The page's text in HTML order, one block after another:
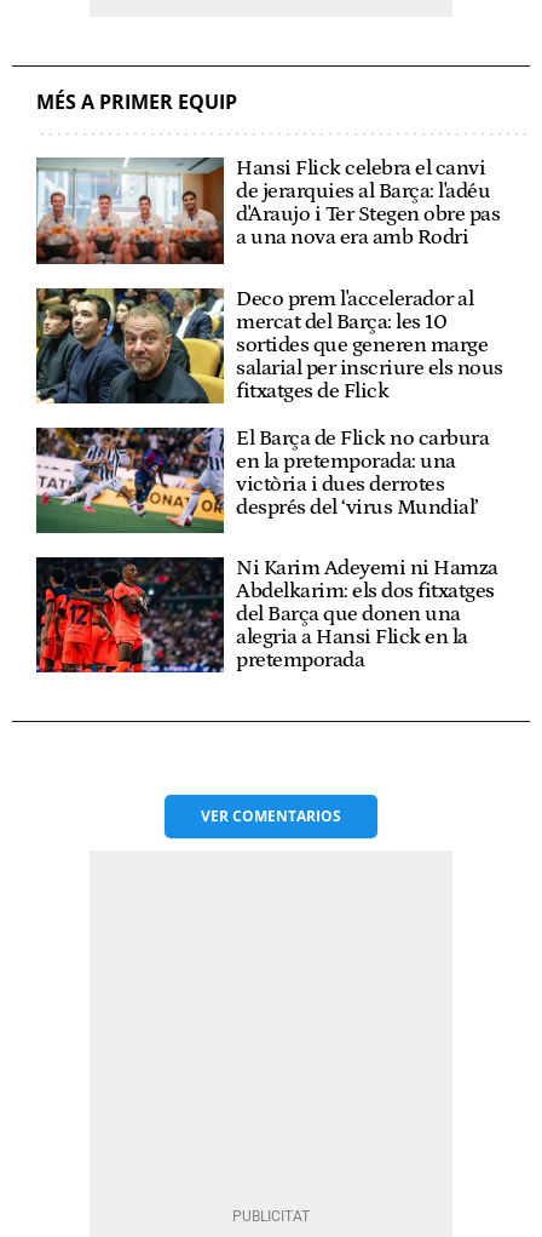
MÉS A PRIMER EQUIP
Hansi Flick celebra el canvi
de jerarquies al Barça: l'adéu
d'Araujo i Ter Stegen obre pas
a una nova era amb Rodri
Deco prem l'accelerador al
mercat del Barça: les 10
sortides que generen marge
salarial per inscriure els nous
fitxatges de Flick
El Barça de Flick no carbura
en la pretemporada: una
victòria i dues derrotes
després del ‘virus Mundial’
Ni Karim Adeyemi ni Hamza
Abdelkarim: els dos fitxatges
del Barça que donen una
alegria a Hansi Flick en la
pretemporada
VERCOMENTARIOS